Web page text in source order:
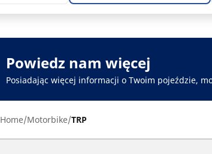
Powiedz nam więcej
Posiadając więcej informacji o Twoim pojeździe,
Home Motorbike TRP